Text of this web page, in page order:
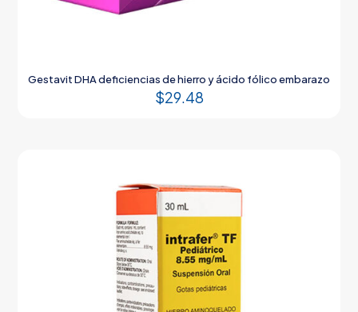
Gestavit DHA deficiencias de hierro y ácido fólico embarazo
$29.48